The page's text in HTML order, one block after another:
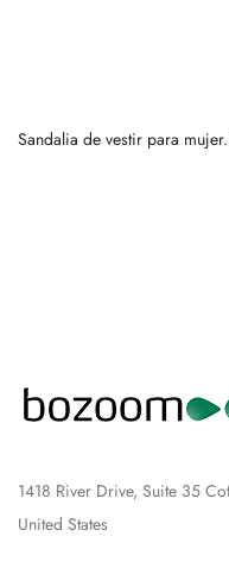
Sandalia de vestir para
1418 River Drive, Suite 35
United States